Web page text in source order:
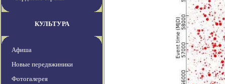
КУЛЬТУРА
Афиша
Новые передвжиники
Фотогалерея